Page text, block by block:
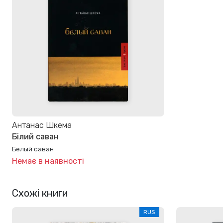
Антанас Шкема
Білий саван
Белый саван
Немає в наявності
Схожі книги
RUS